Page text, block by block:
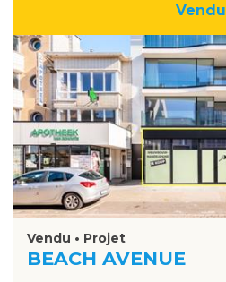
Vendu
Vendu • Projet
BEACH AVENUE